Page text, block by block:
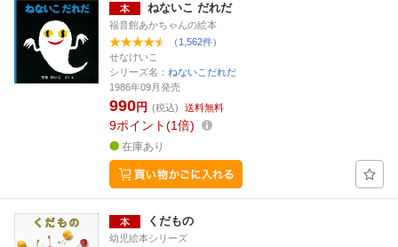
ねないこ だれだ
福音館あかちゃんの絵本
（1,562件）
せなけいこ
シリーズ名： ねないこだれだ
1986年09月発売
990円 (税込) 送料無料
9ポイント 1倍
在庫あり
くだもの
幼児絵本シリーズ